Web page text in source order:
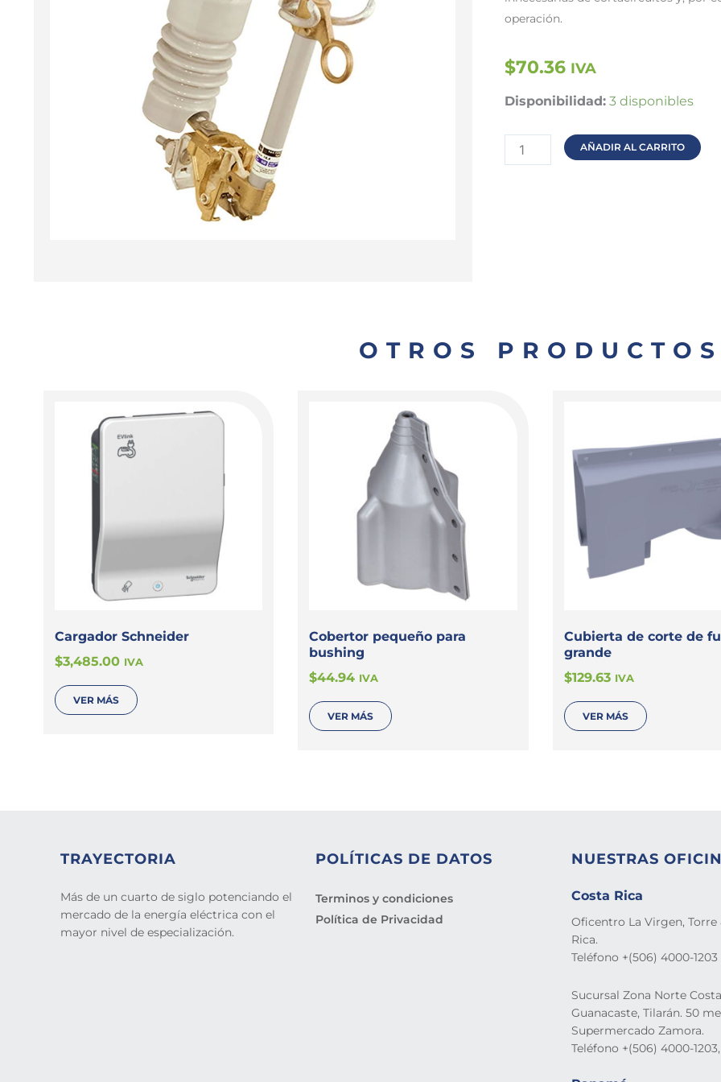
operación.
$70.36 IVA
Disponibilidad: 3 disponibles
Fusible
cantidad
AÑADIR AL CARRITO
OTROS
Cargador Schneider
$3,485.00 IVA
VER MÁS
Cobertor pequeño para
bushing
$44.94 IVA
VER MÁS
Cubierta de corte de
grande
$129.63 IVA
VER MÁS
TRAYECTORIA
Más de un cuarto de siglo potenciando el
mercado de la energía eléctrica con el
mayor nivel de especialización.
POLÍTICAS DE DATOS
Terminos y condiciones
Política de Privacidad
NUESTRAS
Costa Rica
Oficentro La Virgen, Torre
Rica.
Teléfono +(506) 4000-1203
Sucursal Zona Norte
Guanacaste, Tilarán. 50
Supermercado Zamora.
Teléfono +(506) 4000-